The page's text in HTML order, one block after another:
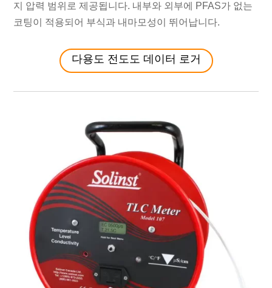
지 압력 범위로 제공됩니다. 내부와 외부에 PFAS가 없는
코팅이 적용되어 부식과 내마모성이 뛰어납니다.
다용도 전도도 데이터 로거